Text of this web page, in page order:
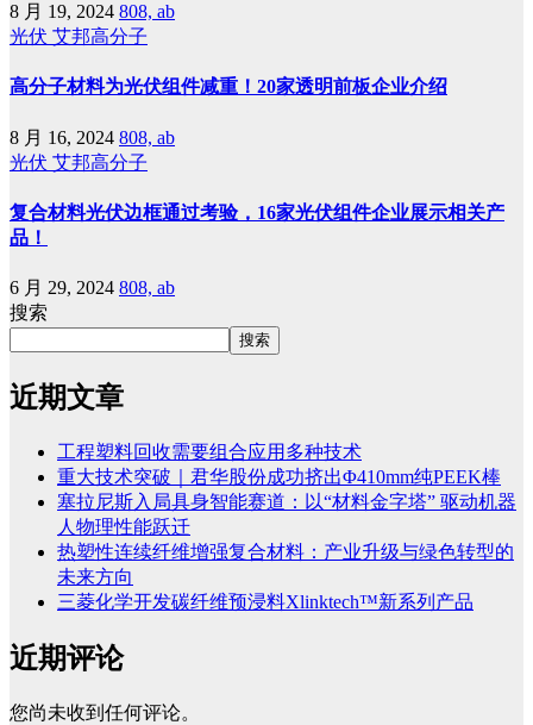
8 月 19, 2024 808, ab
光伏 艾邦高分子
高分子材料为光伏组件减重！20家透明前板企业介绍
8 月 16, 2024 808, ab
光伏 艾邦高分子
复合材料光伏边框通过考验，16家光伏组件企业展示相关产
品！
6 月 29, 2024 808, ab
搜索
搜索
近期文章
工程塑料回收需要组合应用多种技术
重大技术突破｜君华股份成功挤出Φ410mm纯PEEK棒
塞拉尼斯入局具身智能赛道：以“材料金字塔” 驱动机器
人物理性能跃迁
热塑性连续纤维增强复合材料：产业升级与绿色转型的
未来方向
三菱化学开发碳纤维预浸料Xlinktech™新系列产品
近期评论
您尚未收到任何评论。